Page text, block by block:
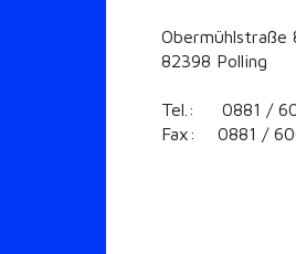
Obermühlstraße
82398 Polling
Tel.: 0881 /
Fax: 0881 /